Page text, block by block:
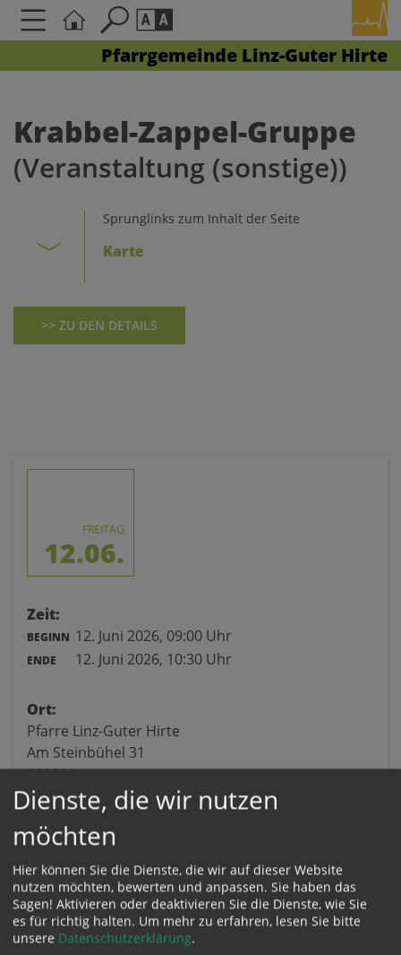
Pfarrgemeinde Linz-Guter Hirte
Schriftgröße
AAA
Kontrasteinstellungen
A
Krabbel-Zappel-Gruppe
(Veranstaltung (sonstige))
Sprunglinks zum Inhalt der Seite
Karte
>> ZU DEN DETAILS
FREITAG
12.06.
Zeit:
BEGINN 12. Juni 2026, 09:00 Uhr
ENDE 12. Juni 2026, 10:30 Uhr
Ort:
Pfarre Linz-Guter Hirte
Am Steinbühel 31
4030 Linz
Karte:
Dienste, die wir nutzen
möchten
Hier können Sie die Dienste, die wir auf dieser Website
nutzen möchten, bewerten und anpassen. Sie haben das
Sagen! Aktivieren oder deaktivieren Sie die Dienste, wie Sie
es für richtig halten. Um mehr zu erfahren, lesen Sie bitte
unsere Datenschutzerklärung.